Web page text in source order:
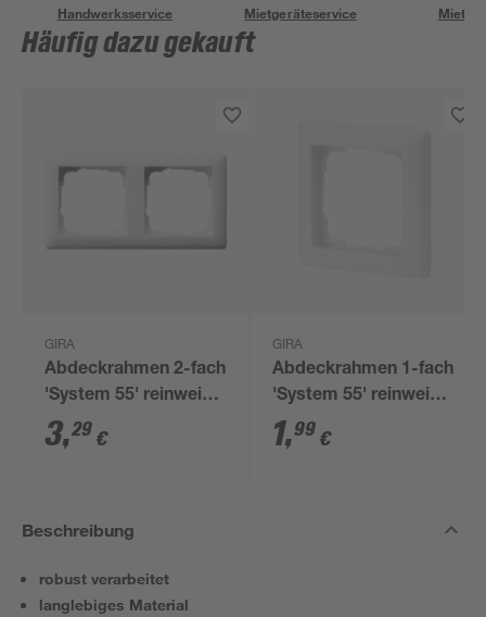
Handwerksservice Mietgeräteservice
Häufig dazu gekauft
GIRA
Abdeckrahmen 2-fach
'System 55' reinweiß
matt
3,29 €
GIRA
Abdeckrahmen 1-fach
'System 55' reinweiß
matt
1,99 €
Beschreibung
robust verarbeitet
langlebiges Material